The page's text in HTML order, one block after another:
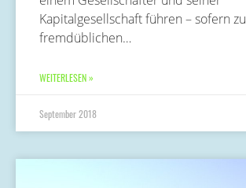
Kapitalgesellschaft führen – sofern zu
fremdüblichen…
WEITERLESEN »
September 2018